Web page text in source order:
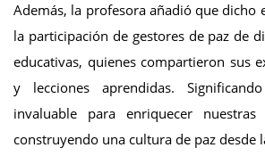
Además, la profesora añadió que dicho
la participación de gestores de paz de
educativas, quienes compartieron sus
y lecciones aprendidas.
invaluable para enriquecer
construyendo una cultura de paz desde